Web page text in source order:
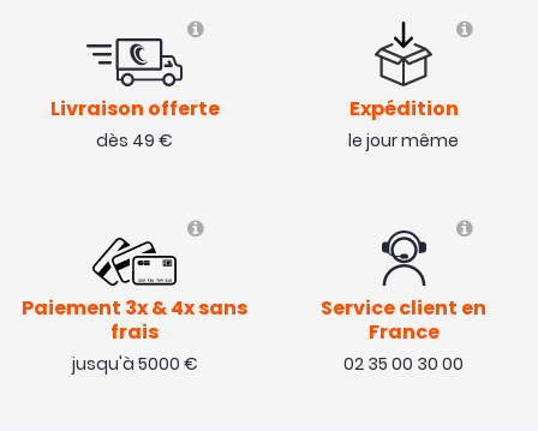
Livraison offerte
dès 49 €
Expédition
le jour même
Paiement 3x & 4x sans
frais
jusqu'à 5000 €
Service client en
France
02 35 00 30 00